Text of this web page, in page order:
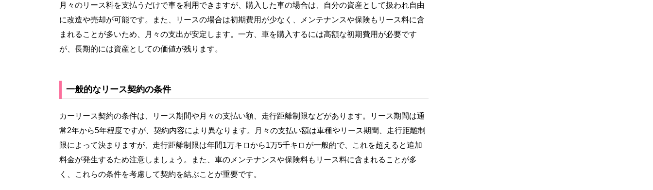
月々のリース料を支払うだけで車を利用できますが、購入した車の場合は、自分の資産として扱われ自由
に改造や売却が可能です。また、リースの場合は初期費用が少なく、メンテナンスや保険もリース料に含
まれることが多いため、月々の支出が安定します。一方、車を購入するには高額な初期費用が必要です
が、長期的には資産としての価値が残ります。
一般的なリース契約の条件
カーリース契約の条件は、リース期間や月々の支払い額、走行距離制限などがあります。リース期間は通
常2年から5年程度ですが、契約内容により異なります。月々の支払い額は車種やリース期間、走行距離制
限によって決まりますが、走行距離制限は年間1万キロから1万5千キロが一般的で、これを超えると追加
料金が発生するため注意しましょう。また、車のメンテナンスや保険料もリース料に含まれることが多
く、これらの条件を考慮して契約を結ぶことが重要です。